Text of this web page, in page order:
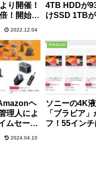
り開催！
！開始2
2022.12.04
4TB HDDが
けSSD 1TB
ヘ
理人によ
ムセール
2024.04.10
Amazon
ソニーの4K
「ブラビア
フ！55イン